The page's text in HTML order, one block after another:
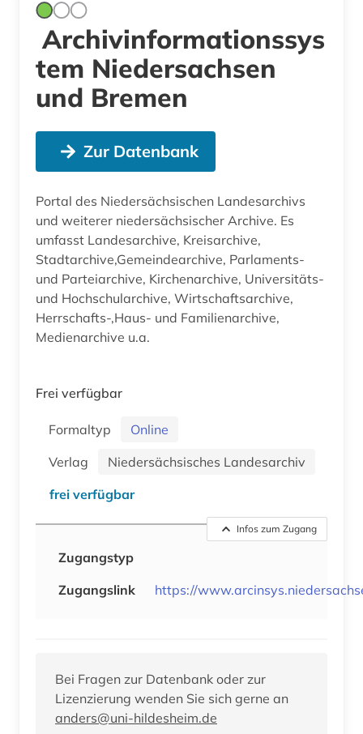
Archivinformationssys
tem Niedersachsen
und Bremen
Zur Datenbank
Portal des Niedersächsischen Landesarchivs
und weiterer niedersächsischer Archive. Es
umfasst Landesarchive, Kreisarchive,
Stadtarchive,Gemeindearchive, Parlaments-
und Parteiarchive, Kirchenarchive, Universitäts-
und Hochschularchive, Wirtschaftsarchive,
Herrschafts-,Haus- und Familienarchive,
Medienarchive u.a.
Frei verfügbar
Formaltyp
Online
Verlag
Niedersächsisches Landesarchiv
frei verfügbar
Infos zum Zugang
Zugangstyp
Zugangslink
https://
Bei Fragen zur Datenbank oder zur
Lizenzierung wenden Sie sich gerne an
anders@uni-hildesheim.de